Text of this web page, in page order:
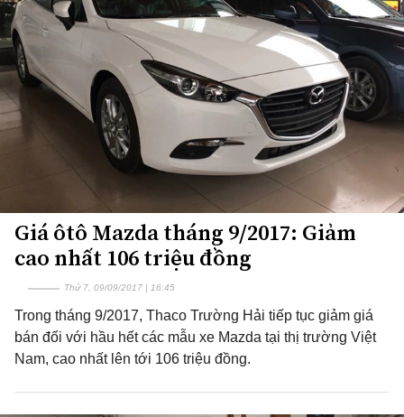
Giá ôtô Mazda tháng 9/2017: Giảm
cao nhất 106 triệu đồng
Thứ 7, 09/09/2017 | 16:45
Trong tháng 9/2017, Thaco Trường Hải tiếp tục giảm giá
bán đối với hầu hết các mẫu xe Mazda tại thị trường Việt
Nam, cao nhất lên tới 106 triệu đồng.